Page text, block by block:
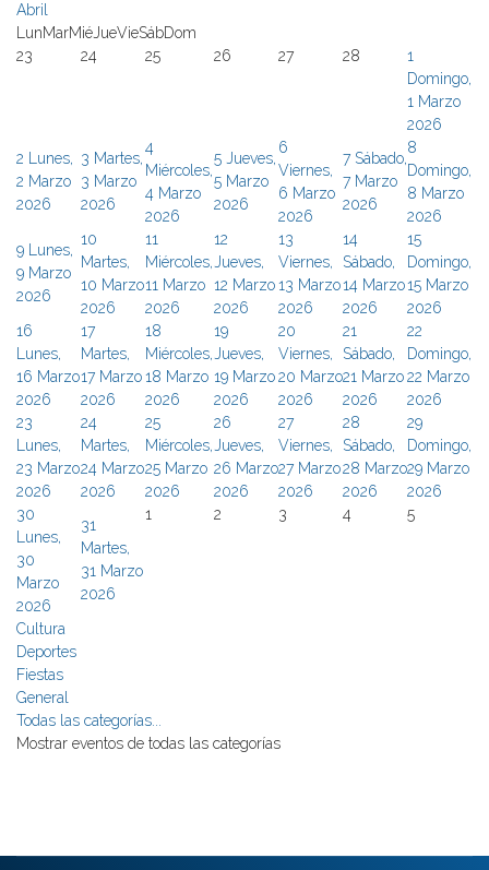
Abril
LunMarMié JueVieSábDom
23
24 25 26 27 28
1
Domingo,
1 Marzo
2026
2
Lunes,
2 Marzo
2026
3 Martes,
3 Marzo
2026
4
Miércoles,
4 Marzo
2026
5 Jueves,
5 Marzo
2026
6
Viernes,
6 Marzo
2026
7 Sábado,
7 Marzo
2026
8
Domingo,
8 Marzo
2026
9
Lunes,
9 Marzo
2026
10
Martes,
10 Marzo
2026
11
Miércoles,
11 Marzo
2026
12
Jueves,
12 Marzo
2026
13
Viernes,
13 Marzo
2026
14
Sábado,
14 Marzo
2026
15
Domingo,
15 Marzo
2026
16
Lunes,
16 Marzo
2026
17
Martes,
17 Marzo
2026
18
Miércoles,
18 Marzo
2026
19
Jueves,
19 Marzo
2026
20
Viernes,
20 Marzo
2026
21
Sábado,
21 Marzo
2026
22
Domingo,
22 Marzo
2026
23
Lunes,
23 Marzo
2026
24
Martes,
24 Marzo
2026
25
Miércoles,
25 Marzo
2026
26
Jueves,
26 Marzo
2026
27
Viernes,
27 Marzo
2026
28
Sábado,
28 Marzo
2026
29
Domingo,
29 Marzo
2026
30
Lunes,
30
Marzo
2026
31
Martes,
31 Marzo
2026
1 2 3 4 5
Cultura
Deportes
Fiestas
General
Todas las categorías...
Mostrar eventos de todas las categorías